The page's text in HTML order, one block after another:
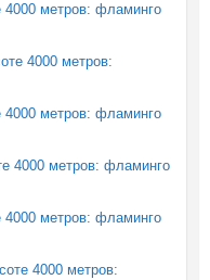
4000 метров: фламинго
4000 метров:
4000 метров: фламинго
4000 метров: фламинго
4000 метров: фламинго
4000 метров: